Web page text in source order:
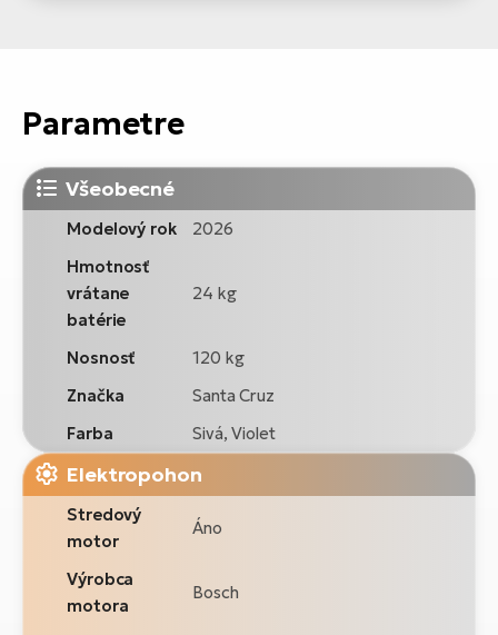
Parametre
Všeobecné
Modelový rok
2026
Hmotnosť
vrátane
batérie
24 kg
Nosnosť
120 kg
Značka
Santa Cruz
Farba
Sivá, Violet
Elektropohon
Stredový
motor
Áno
Výrobca
motora
Bosch